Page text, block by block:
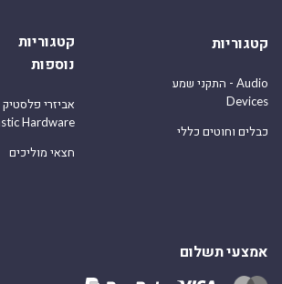
קטגוריות
התקני שמע - Audio
Devices
כבלים וחוטים כללי
קטגוריות
נוספות
אביזרי פלסטיק
Hardware
חצאי מוליכים
אמצעי תשלום